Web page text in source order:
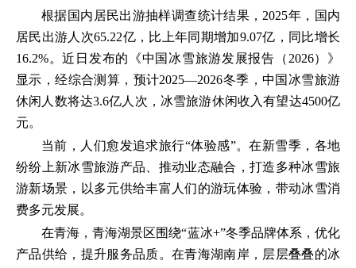
根据国内居民出游抽样调查统计结果，2025年，国内
居民出游人次65.22亿，比上年同期增加9.07亿，同比增长
16.2%。近日发布的《中国冰雪旅游发展报告（2026）》
显示，经综合测算，预计2025—2026冬季，中国冰雪旅游
休闲人数将达3.6亿人次，冰雪旅游休闲收入有望达4500亿
元。
当前，人们愈发追求旅行“体验感”。在新雪季，各地
纷纷上新冰雪旅游产品、推动业态融合，打造多种冰雪旅
游新场景，以多元供给丰富人们的游玩体验，带动冰雪消
费多元发展。
在青海，青海湖景区围绕“蓝冰+”冬季品牌体系，优化
产品供给，提升服务品质。在青海湖南岸，层层叠叠的冰